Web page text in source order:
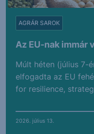
Az EU-nak immár
AGRÁR SAROK
Múlt héten (július 7-
elfogadta az EU
for resilience,
2026. július 13.